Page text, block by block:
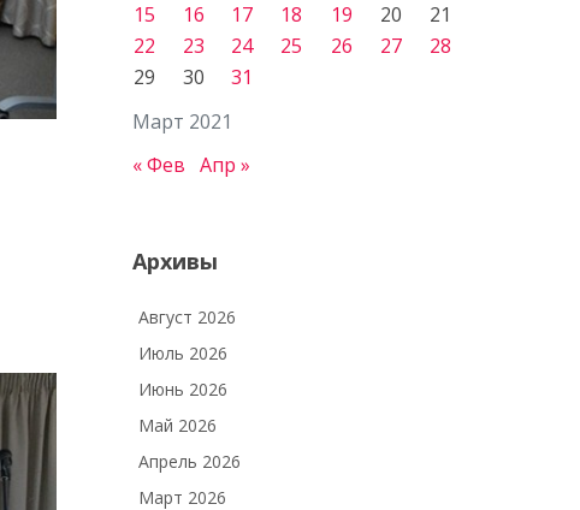
Март 2021
15
16 17 18 19 20
21
22
23 24 25 26 27
28
29
30 31
« Фев Апр »
Архивы
Август 2026
Июль 2026
Июнь 2026
Май 2026
Апрель 2026
Март 2026